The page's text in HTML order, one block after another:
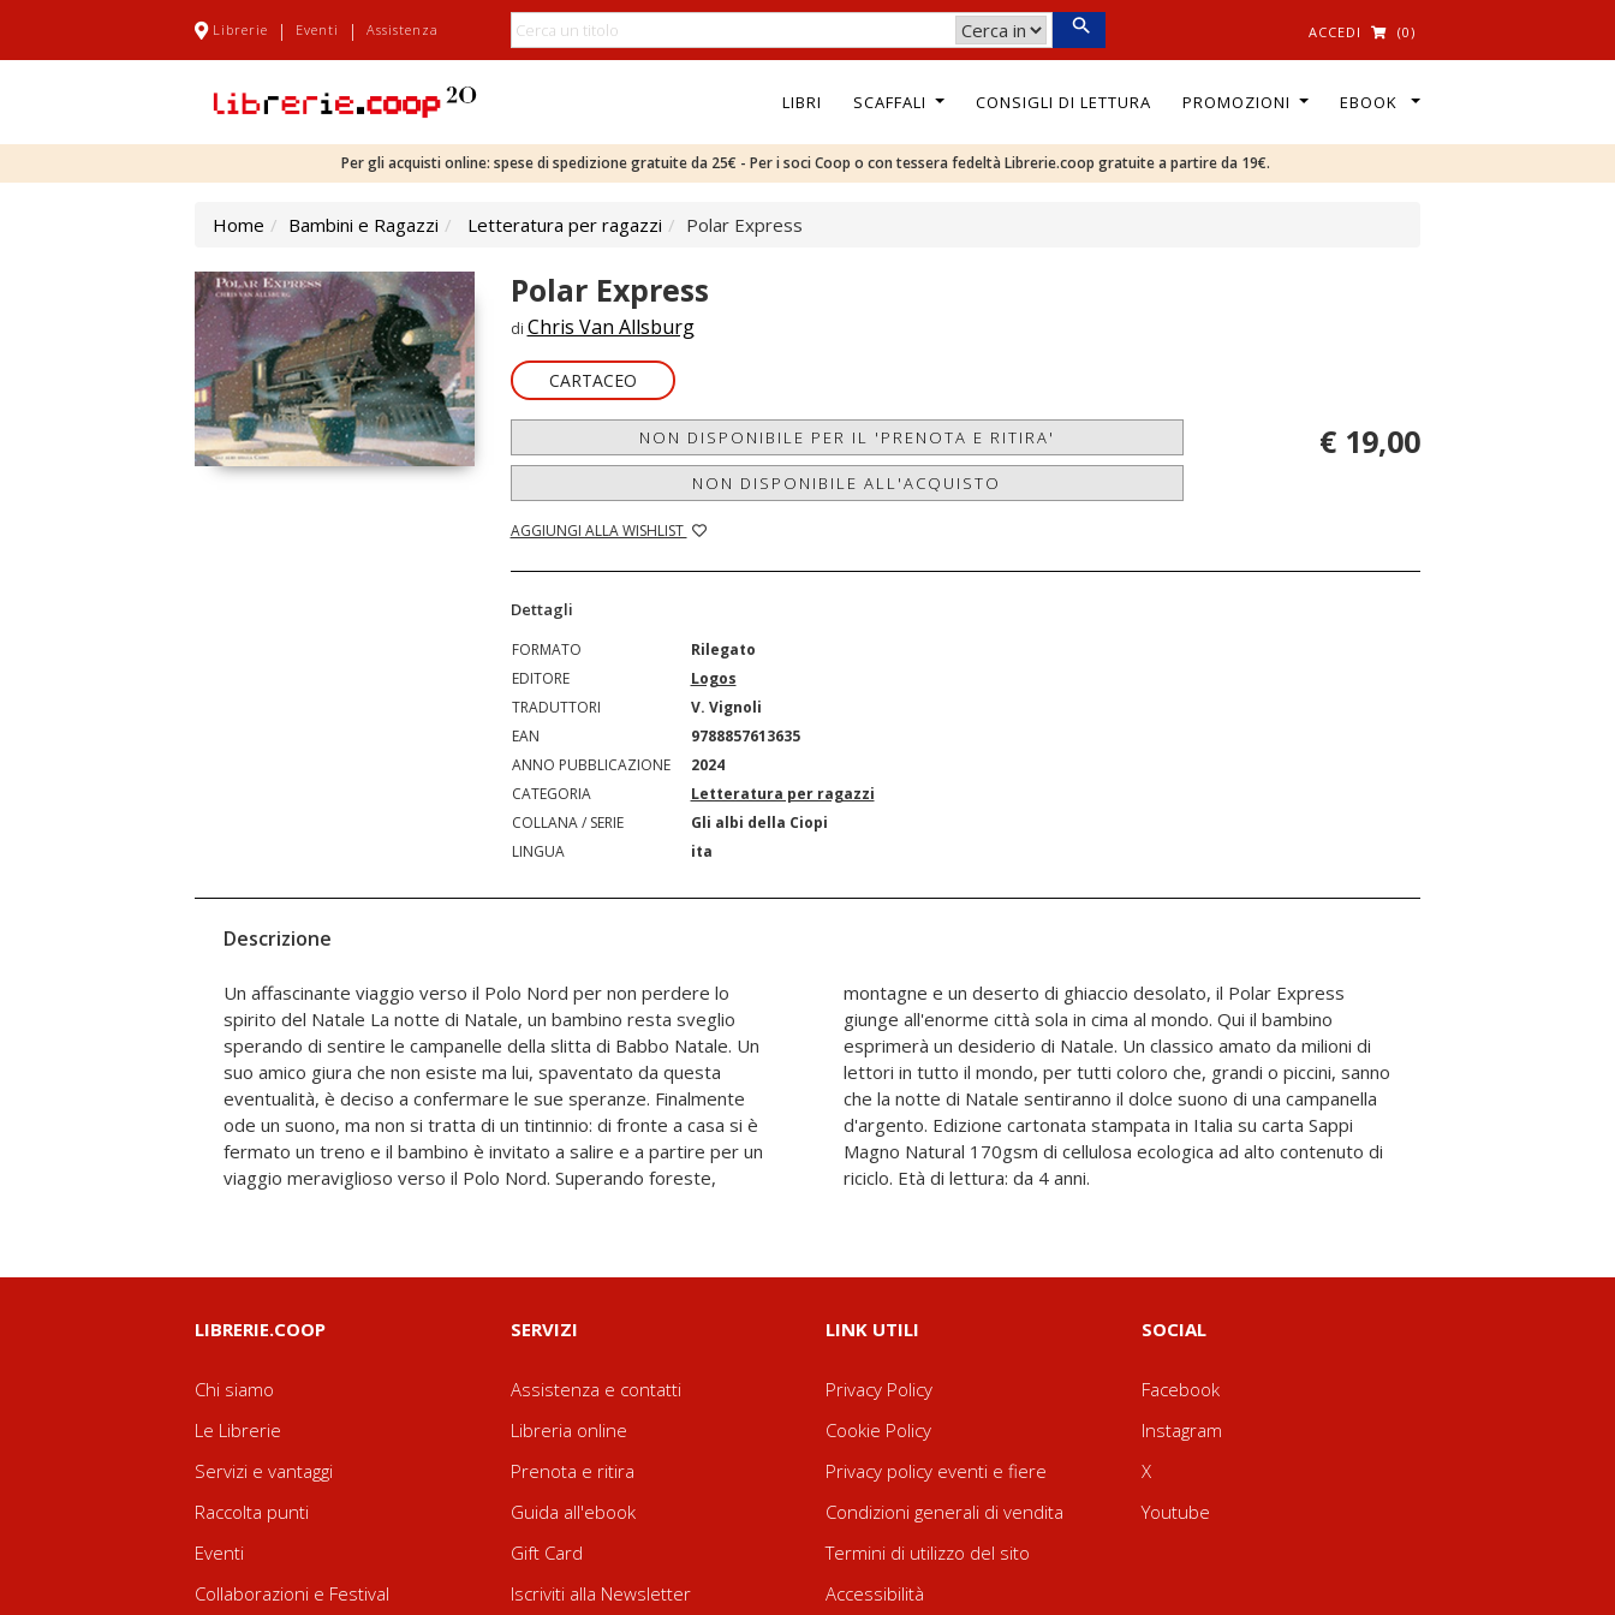
Librerie | Eventi | Assistenza ACCEDI (0)
LIBRI SCAFFALI CONSIGLI DI LETTURA PROMOZIONI EBOOK
Per gli acquisti online: spese di spedizione gratuite da 25€ - Per i soci Coop o con tessera fedeltà Librerie.coop gratuite a partire da 19€.
Home Bambini e Ragazzi Letteratura per ragazzi Polar Express
Polar Express
di Chris Van Allsburg
CARTACEO
NON DISPONIBILE PER IL 'PRENOTA E RITIRA'
NON DISPONIBILE ALL'ACQUISTO
AGGIUNGI ALLA WISHLIST
€ 19,00
Dettagli
FORMATO
Rilegato
EDITORE
Logos
TRADUTTORI
V. Vignoli
EAN
9788857613635
ANNO PUBBLICAZIONE
2024
CATEGORIA
Letteratura per ragazzi
COLLANA / SERIE
Gli albi della Ciopi
LINGUA
ita
Descrizione
Un affascinante viaggio verso il Polo Nord per non perdere lo
spirito del Natale La notte di Natale, un bambino resta sveglio
sperando di sentire le campanelle della slitta di Babbo Natale. Un
suo amico giura che non esiste ma lui, spaventato da questa
eventualità, è deciso a confermare le sue speranze. Finalmente
ode un suono, ma non si tratta di un tintinnio: di fronte a casa si è
fermato un treno e il bambino è invitato a salire e a partire per un
viaggio meraviglioso verso il Polo Nord. Superando foreste,
montagne e un deserto di ghiaccio desolato, il Polar Express
giunge all'enorme città sola in cima al mondo. Qui il bambino
esprimerà un desiderio di Natale. Un classico amato da milioni di
lettori in tutto il mondo, per tutti coloro che, grandi o piccini, sanno
che la notte di Natale sentiranno il dolce suono di una campanella
d'argento. Edizione cartonata stampata in Italia su carta Sappi
Magno Natural 170gsm di cellulosa ecologica ad alto contenuto di
riciclo. Età di lettura: da 4 anni.
LIBRERIE.COOP
Chi siamo
Le Librerie
Servizi e vantaggi
Raccolta punti
Eventi
Collaborazioni e Festival
SERVIZI
Assistenza e contatti
Libreria online
Prenota e ritira
Guida all'ebook
Gift Card
Iscriviti alla Newsletter
LINK UTILI
Privacy Policy
Cookie Policy
Privacy policy eventi e fiere
Condizioni generali di vendita
Termini di utilizzo del sito
Accessibilità
SOCIAL
Facebook
Instagram
X
Youtube